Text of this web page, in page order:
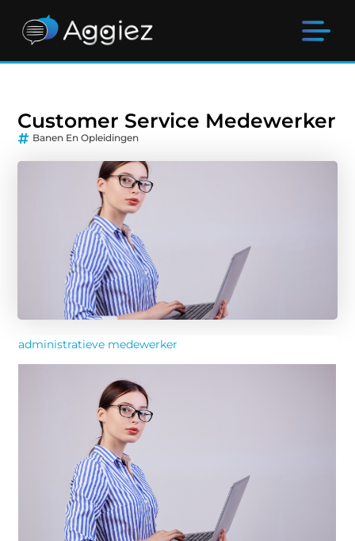
Customer Service Medewerker
Banen En Opleidingen
administratieve medewerker